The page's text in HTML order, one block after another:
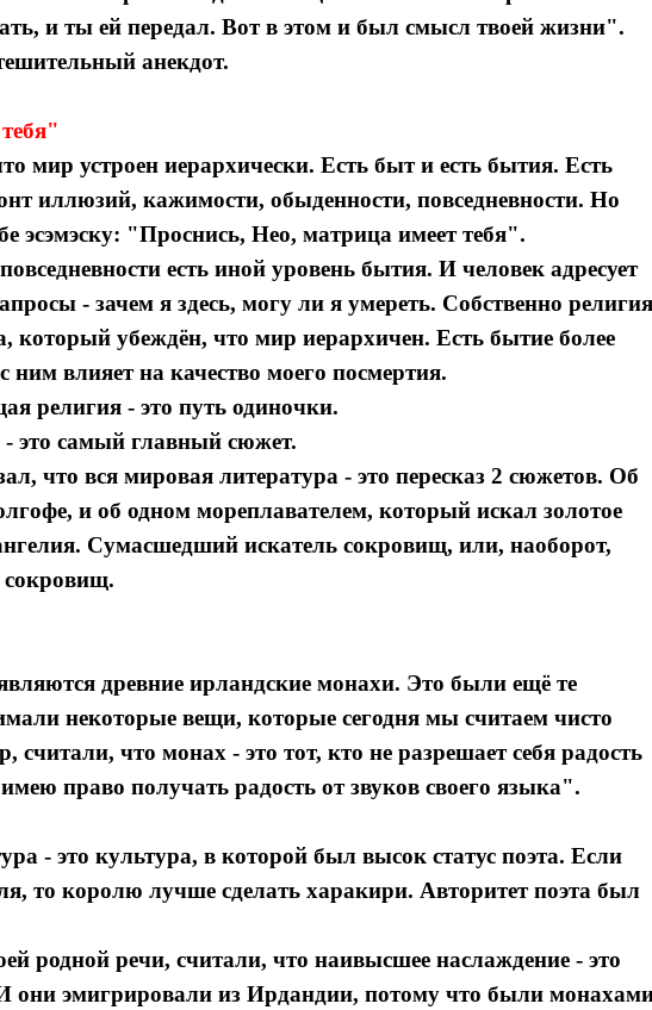
и ты ей передал. Вот в этом и был смысл твоей жизни".
анекдот.
мир устроен иерархически. Есть быт и есть бытия. Есть
иллюзий, кажимости, обыденности, повседневности. Но
эсэмэску: "Проснись, Нео, матрица имеет тебя".
есть иной уровень бытия. И человек адресует
- зачем я здесь, могу ли я умереть. Собственно
который убеждён, что мир иерархичен. Есть бытие более
ним влияет на качество моего посмертия.
религия - это путь одиночки.
это самый главный сюжет.
что вся мировая литература - это пересказ 2 сюжетов. Об
и об одном мореплавателем, который искал золотое
Сумасшедший искатель сокровищ, или, наоборот,
древние ирландские монахи. Это были ещё те
некоторые вещи, которые сегодня мы считаем чисто
что монах - это тот, кто не разрешает себя радость
право получать радость от звуков своего языка".
- это культура, в которой был высок статус поэта. Если
то королю лучше сделать харакири. Авторитет поэта был
родной речи, считали, что наивысшее наслаждение - это
они эмигрировали из Ирдандии, потому что были
Я согласен сполитикой конфиденциальности и защиты
Я согласен сполитикой конфиденциальности и защиты